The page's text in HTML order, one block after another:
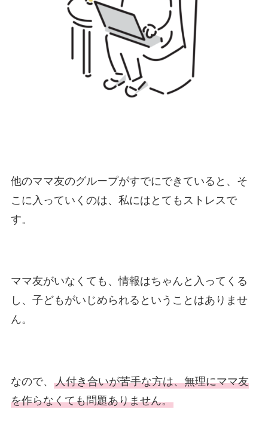
他のママ友のグループがすでにできていると、そ
こに入っていくのは、私にはとてもストレスで
す。
ママ友がいなくても、情報はちゃんと入ってくる
し、子どもがいじめられるということはありませ
ん。
なので、 人付き合いが苦手な方は、無理にママ友
を作らなくても問題ありません。